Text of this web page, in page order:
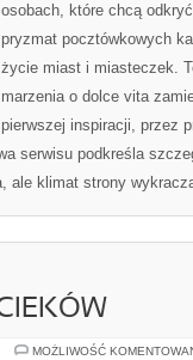
osobach, które chcą
pryzmat pocztówkowych
życie miast i miasteczek.
marzenia o dolce vita
pierwszej inspiracji, przez
serwisu podkreśla
ale klimat strony
MOŻLIWOŚĆ